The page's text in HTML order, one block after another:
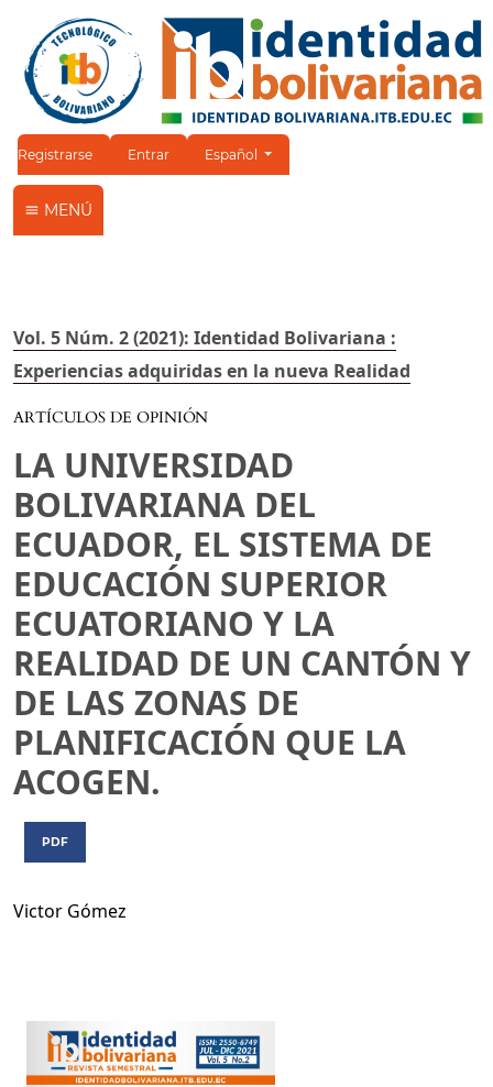
Registrarse Entrar Cambiar el idioma. El idioma actual es:
Español
MENÚ
Vol. 5 Núm. 2 (2021): Identidad Bolivariana :
Experiencias adquiridas en la nueva Realidad
ARTÍCULOS DE OPINIÓN
LA UNIVERSIDAD
BOLIVARIANA DEL
ECUADOR, EL SISTEMA DE
EDUCACIÓN SUPERIOR
ECUATORIANO Y LA
REALIDAD DE UN CANTÓN Y
DE LAS ZONAS DE
PLANIFICACIÓN QUE LA
ACOGEN.
PDF
Victor Gómez